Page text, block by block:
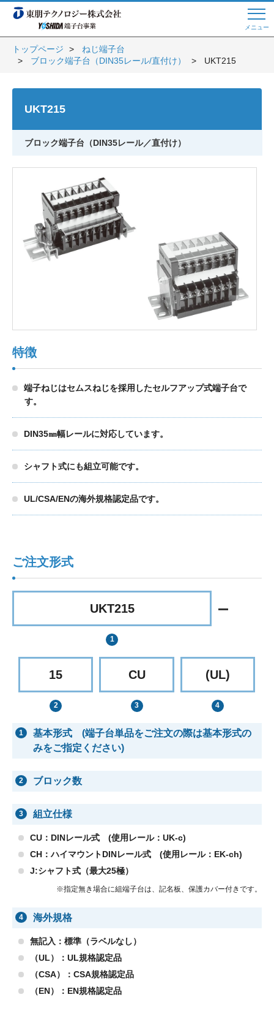
メニュー
Web商談 ご希望の方はこちら
トップページへ
よくある質問
会員登録
品質への取り組み
個人情報保護方針
トップページ
ねじ端子台
ブロック端子台（DIN35レール/直付け）
UKT215
UKT215
ブロック端子台（DIN35レール／直付け）
特徴
端子ねじはセムスねじを採用したセルフアップ式端子台で
す。
DIN35㎜幅レールに対応しています。
シャフト式にも組立可能です。
UL/CSA/ENの海外規格認定品です。
ご注文形式
UKT215
15 CU (UL)
1
基本形式 (端子台単品をご注文の際は基本形式の
みをご指定ください)
2 ブロック数
3 組立仕様
CU：DINレール式 (使用レール：UK-c)
CH：ハイマウントDINレール式 (使用レール：EK-ch)
J:シャフト式（最大25極）
※指定無き場合に組端子台は、記名板、保護カバー付きです。
4 海外規格
無記入：標準（ラベルなし）
（UL）：UL規格認定品
（CSA）：CSA規格認定品
（EN）：EN規格認定品